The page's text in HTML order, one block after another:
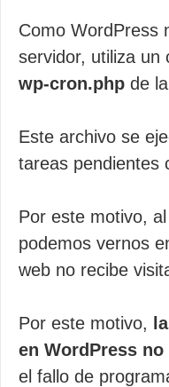
Como WordPress
servidor, utiliza un
wp-cron.php de
Este archivo se
tareas pendientes
Por este motivo,
podemos vernos
web no recibe
Por este motivo,
en WordPress
el fallo de